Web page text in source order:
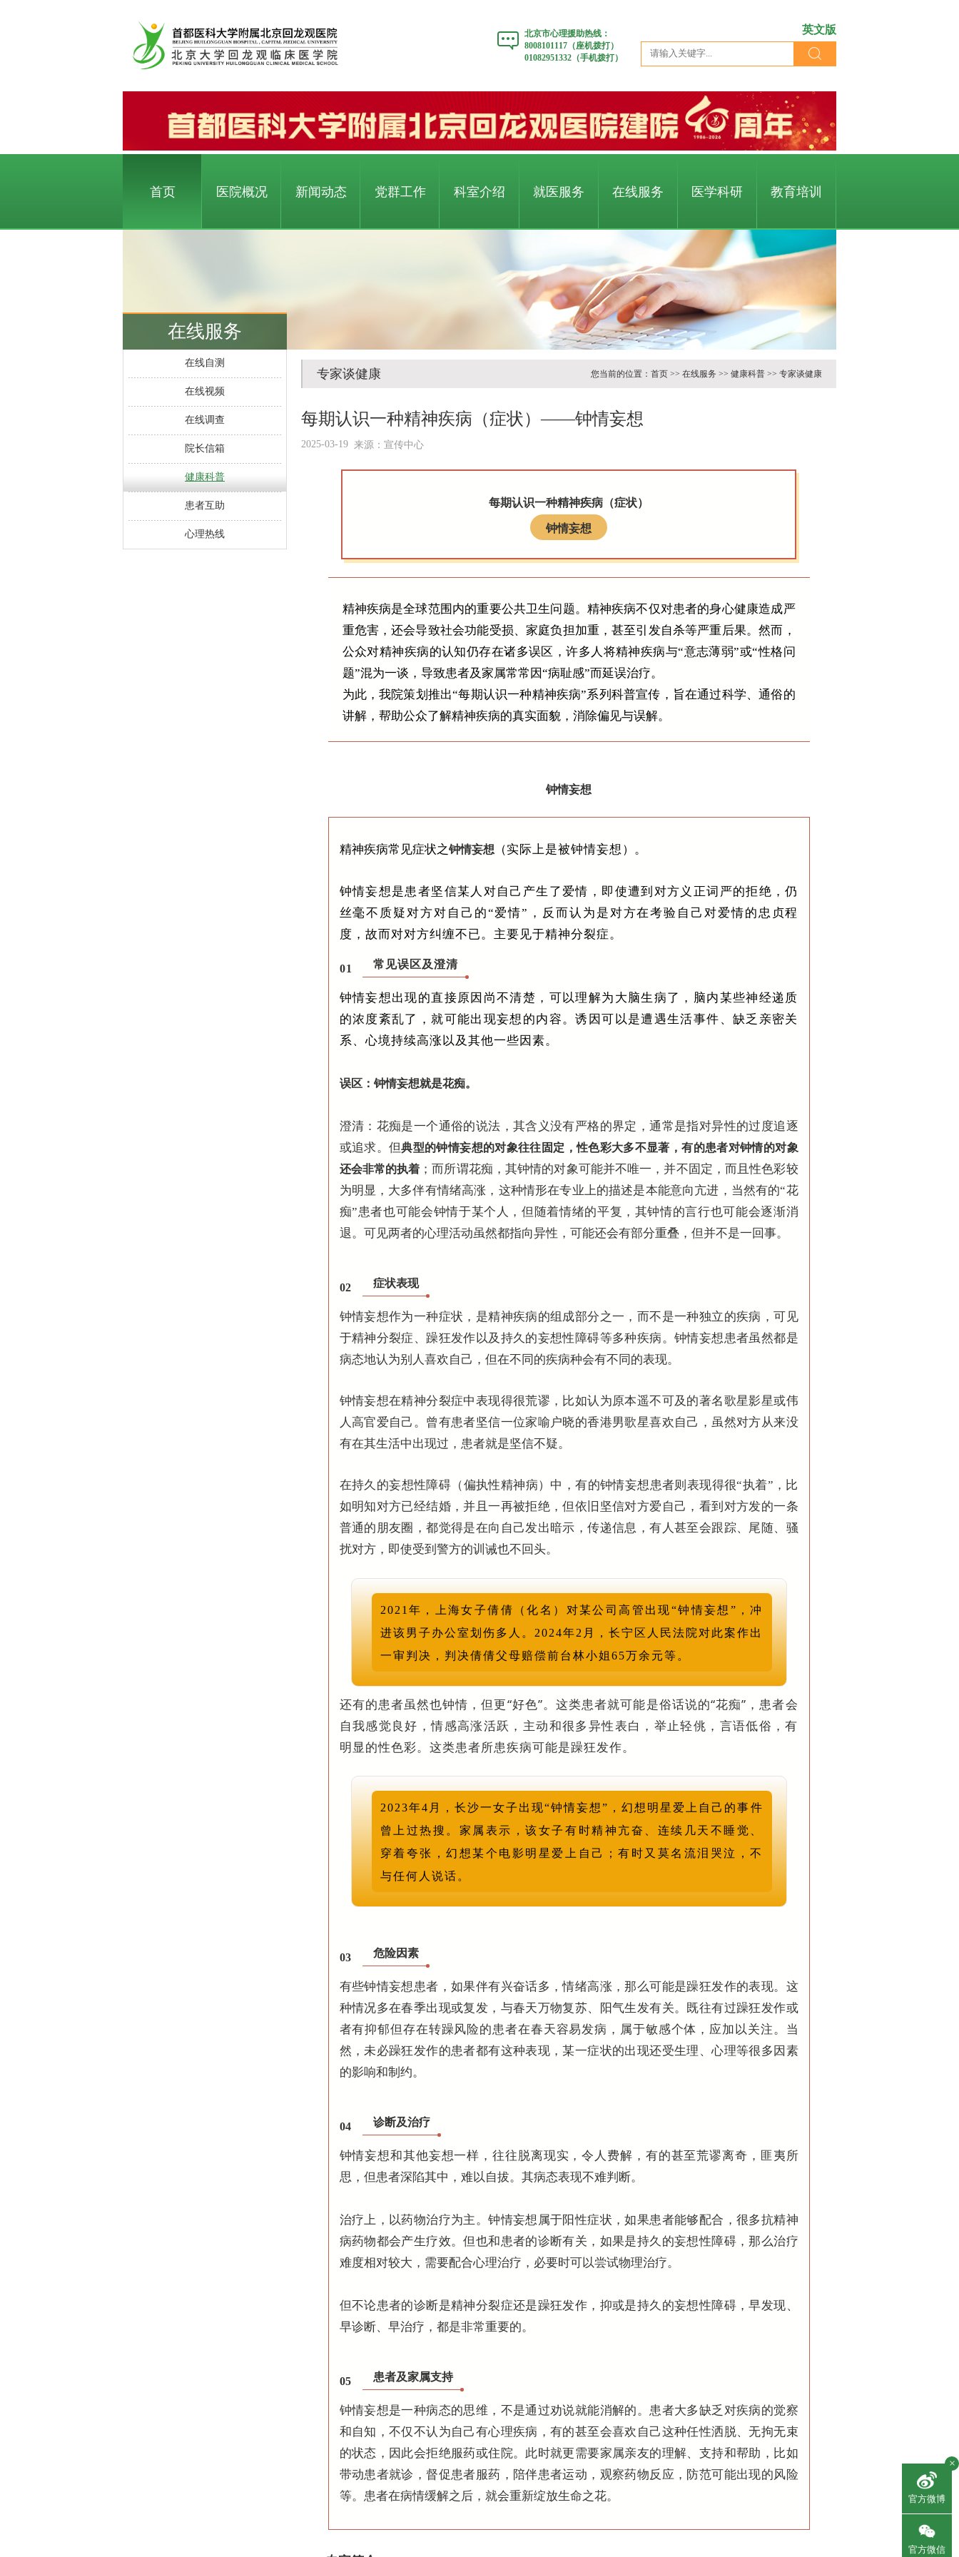
北京市心理援助热线：
8008101117（座机拨打）
01082951332（手机拨打）
英文版
首页 医院概况 新闻动态 党群工作 科室介绍 就医服务 在线服务 医学科研 教育培训
在线服务
在线自测
在线视频
在线调查
院长信箱
健康科普
患者互助
心理热线
专家谈健康 您当前的位置： 首页 >> 在线服务 >> 健康科普 >> 专家谈健康
每期认识一种精神疾病（症状）——钟情妄想
2025-03-19 来源：宣传中心
每期认识一种精神疾病（症状）
钟情妄想
精神疾病是全球范围内的重要公共卫生问题。精神疾病不仅对患者的身心健康造成严
重危害，还会导致社会功能受损、家庭负担加重，甚至引发自杀等严重后果。然而，
公众对精神疾病的认知仍存在诸多误区，许多人将精神疾病与“意志薄弱”或“性格问
题”混为一谈，导致患者及家属常常因“病耻感”而延误治疗。
为此，我院策划推出“每期认识一种精神疾病”系列科普宣传，旨在通过科学、通俗的
讲解，帮助公众了解精神疾病的真实面貌，消除偏见与误解。
钟情妄想
精神疾病常见症状之钟情妄想（实际上是被钟情妄想 ）。
钟情妄想是患者坚信某人对自己产生了爱情，即使遭到对方义正词严的拒绝，仍
丝毫不质疑对方对自己的“爱情”，反而认为是对方在考验自己对爱情的忠贞程
度，故而对对方纠缠不已。主要见于精神分裂症。
01 常见误区及澄清
钟情妄想出现的直接原因尚不清楚，可以理解为大脑生病了，脑内某些神经递质
的浓度紊乱了，就可能出现妄想的内容。诱因可以是遭遇生活事件、缺乏亲密关
系、心境持续高涨以及其他一些因素。
误区：钟情妄想就是花痴。
澄清：花痴是一个通俗的说法，其含义没有严格的界定，通常是指对异性的过度追逐
或追求。但典型的钟情妄想的对象往往固定，性色彩大多不显著，有的患者对钟情的对象
还会非常的执着 ；而所谓花痴，其钟情的对象可能并不唯一，并不固定，而且性色彩较
为明显，大多伴有情绪高涨，这种情形在专业上的描述是本能意向亢进，当然有的“花
痴”患者也可能会钟情于某个人，但随着情绪的平复，其钟情的言行也可能会逐渐消
退。可见两者的心理活动虽然都指向异性，可能还会有部分重叠，但并不是一回事。
02 症状表现
钟情妄想作为一种症状，是精神疾病的组成部分之一，而不是一种独立的疾病，可见
于精神分裂症、躁狂发作以及持久的妄想性障碍等多种疾病。钟情妄想患者虽然都是
病态地认为别人喜欢自己，但在不同的疾病种会有不同的表现。
钟情妄想在精神分裂症中表现得很荒谬，比如认为原本遥不可及的著名歌星影星或伟
人高官爱自己。曾有患者坚信一位家喻户晓的香港男歌星喜欢自己，虽然对方从来没
有在其生活中出现过，患者就是坚信不疑。
在持久的妄想性障碍（偏执性精神病）中，有的钟情妄想患者则表现得很“执着”，比
如明知对方已经结婚，并且一再被拒绝，但依旧坚信对方爱自己，看到对方发的一条
普通的朋友圈，都觉得是在向自己发出暗示，传递信息，有人甚至会跟踪、尾随、骚
扰对方，即使受到警方的训诫也不回头。
2021年，上海女子倩倩（化名）对某公司高管出现“钟情妄想”，冲
进该男子办公室划伤多人。2024年2月，长宁区人民法院对此案作出
一审判决，判决倩倩父母赔偿前台林小姐65万余元等。
还有的患者虽然也钟情，但更“好色”。这类患者就可能是俗话说的“花痴”，患者会
自我感觉良好，情感高涨活跃，主动和很多异性表白，举止轻佻，言语低俗，有
明显的性色彩。这类患者所患疾病可能是躁狂发作。
2023年4月，长沙一女子出现“钟情妄想”，幻想明星爱上自己的事件
曾上过热搜。家属表示，该女子有时精神亢奋、连续几天不睡觉、
穿着夸张，幻想某个电影明星爱上自己；有时又莫名流泪哭泣，不
与任何人说话。
03 危险因素
有些钟情妄想患者，如果伴有兴奋话多，情绪高涨，那么可能是躁狂发作的表现。这
种情况多在春季出现或复发，与春天万物复苏、阳气生发有关。既往有过躁狂发作或
者有抑郁但存在转躁风险的患者在春天容易发病，属于敏感个体，应加以关注。当
然，未必躁狂发作的患者都有这种表现，某一症状的出现还受生理、心理等很多因素
的影响和制约。
04 诊断及治疗
钟情妄想和其他妄想一样，往往脱离现实，令人费解，有的甚至荒谬离奇，匪夷所
思，但患者深陷其中，难以自拔。其病态表现不难判断。
治疗上，以药物治疗为主。钟情妄想属于阳性症状，如果患者能够配合，很多抗精神
病药物都会产生疗效。但也和患者的诊断有关，如果是持久的妄想性障碍，那么治疗
难度相对较大，需要配合心理治疗，必要时可以尝试物理治疗。
但不论患者的诊断是精神分裂症还是躁狂发作，抑或是持久的妄想性障碍，早发现、
早诊断、早治疗，都是非常重要的。
05 患者及家属支持
钟情妄想是一种病态的思维，不是通过劝说就能消解的。患者大多缺乏对疾病的觉察
和自知，不仅不认为自己有心理疾病，有的甚至会喜欢自己这种任性洒脱、无拘无束
的状态，因此会拒绝服药或住院。此时就更需要家属亲友的理解、支持和帮助，比如
带动患者就诊，督促患者服药，陪伴患者运动，观察药物反应，防范可能出现的风险
等。患者在病情缓解之后，就会重新绽放生命之花。
×
官方微博
官方微信